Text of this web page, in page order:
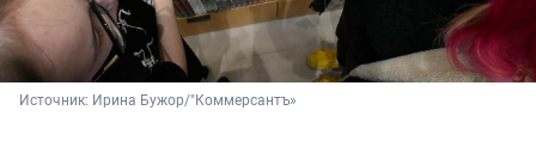
Источник: Ирина Бужор/"Коммерсантъ»